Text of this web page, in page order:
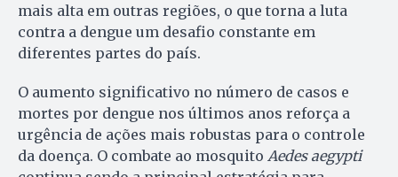
mais alta em outras regiões, o que torna a luta
contra a dengue um desafio constante em
diferentes partes do país.
O aumento significativo no número de casos e
mortes por dengue nos últimos anos reforça a
urgência de ações mais robustas para o controle
da doença. O combate ao mosquito Aedes aegypti